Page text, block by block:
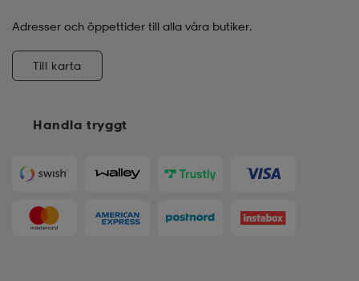
Handla tryggt
Adresser och öppettider till alla våra butiker.
Till karta